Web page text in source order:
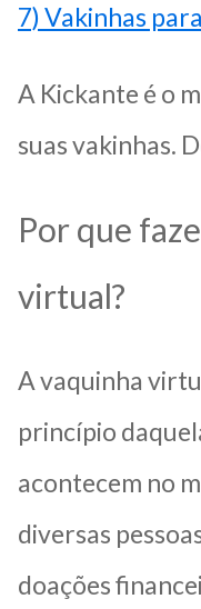
7) Vakinhas
A Kickante é o
suas vakinhas.
Por que
virtual?
A vaquinha
princípio
acontecem no
diversas
doações